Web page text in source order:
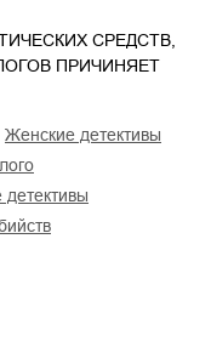
СРЕДСТВ,
ПРИЧИНЯЕТ
женские детективы
детективы